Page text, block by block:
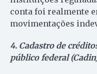
conta foi realmente
movimentações
4. Cadastro de
público federal